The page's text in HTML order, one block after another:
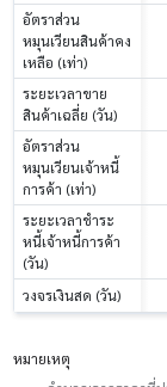
อัตราส่วน
หมุนเวียนสินค้าคง
เหลือ (เท่า)
ระยะเวลาขาย
สินค้าเฉลี่ย (วัน)
อัตราส่วน
หมุนเวียนเจ้าหนี้
การค้า (เท่า)
ระยะเวลาชำระ
หนี้เจ้าหนี้การค้า
(วัน)
วงจรเงินสด (วัน)
หมายเหตุ